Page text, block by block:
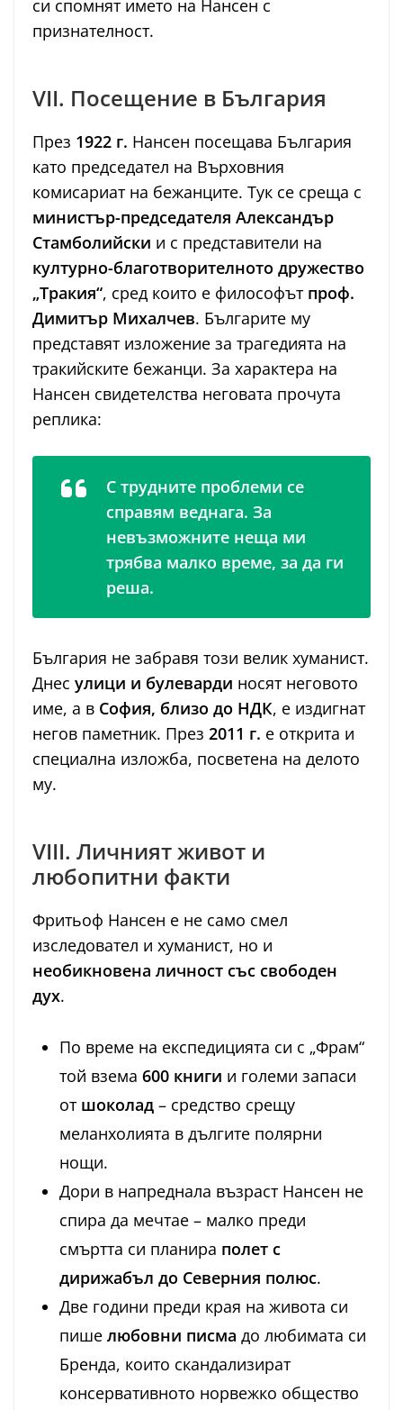
си спомнят името на Нансен с
признателност.
VII. Посещение в България
През 1922 г. Нансен посещава България
като председател на Върховния
комисариат на бежанците. Тук се среща с
министър-председателя Александър
Стамболийски и с представители на
културно-благотворителното дружество
„Тракия“, сред които е философът проф.
Димитър Михалчев. Българите му
представят изложение за трагедията на
тракийските бежанци. За характера на
Нансен свидетелства неговата прочута
реплика:
С трудните проблеми се
справям веднага. За
невъзможните неща ми
трябва малко време, за да ги
реша.
България не забравя този велик хуманист.
Днес улици и булеварди носят неговото
име, а в София, близо до НДК, е издигнат
негов паметник. През 2011 г. е открита и
специална изложба, посветена на делото
му.
VIII. Личният живот и
любопитни факти
Фритьоф Нансен е не само смел
изследовател и хуманист, но и
необикновена личност със свободен
дух.
По време на експедицията си с „Фрам“
той взема 600 книги и големи запаси
от шоколад – средство срещу
меланхолията в дългите полярни
нощи.
Дори в напреднала възраст Нансен не
спира да мечтае – малко преди
смъртта си планира полет с
дирижабъл до Северния полюс.
Две години преди края на живота си
пише любовни писма до любимата си
Бренда, които скандализират
консервативното норвежко общество